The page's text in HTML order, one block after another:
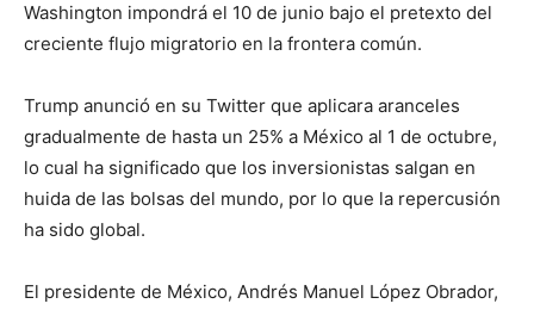
Washington impondrá el 10 de junio bajo el pretexto del
creciente flujo migratorio en la frontera común.
Trump anunció en su Twitter que aplicara aranceles
gradualmente de hasta un 25% a México al 1 de octubre,
lo cual ha significado que los inversionistas salgan en
huida de las bolsas del mundo, por lo que la repercusión
ha sido global.
El presidente de México, Andrés Manuel López Obrador,